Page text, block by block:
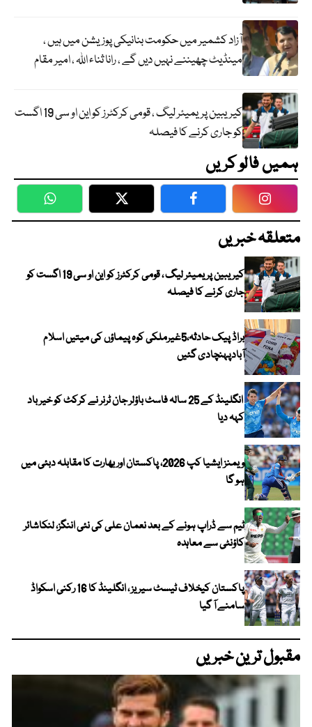
آزاد کشمیر میں حکومت بنانیکی پوزیشن میں ہیں ،
مینڈیٹ چھیننے نہیں دیں گے ، رانا ثناء اللہ ، امیر مقام
کیریبین پریمیئر لیگ ، قومی کرکٹرز کو این او سی 19 اگست
کو جاری کرنے کا فیصلہ
ہمیں فالو کریں
WhatsApp Twitter Facebook
متعلقہ خبریں
کیریبین پریمیئر لیگ ، قومی کرکٹرز کو این او سی 19 اگست کو
جاری کرنے کا فیصلہ
براڈ پیک حادثہ،5غیرملکی کوہ پیماؤں کی میتیں اسلام
آبادپہنچادی گئیں
انگلینڈ کے 25 سالہ فاسٹ باؤلر جان ٹرنر نے کرکٹ کو خیر باد
کہہ دیا
ویمنز ایشیا کپ 2026، پاکستان اور بھارت کا مقابلہ دبئی میں
ہو گا
ٹیم سے ڈراپ ہونے کے بعد نعمان علی کی نئی اننگز، لنکاشائر
کاؤنٹی سے معاہدہ
پاکستان کیخلاف ٹیسٹ سیریز ، انگلینڈ کا 16 رکنی اسکواڈ
سامنے آ گیا
مقبول ترین خبریں